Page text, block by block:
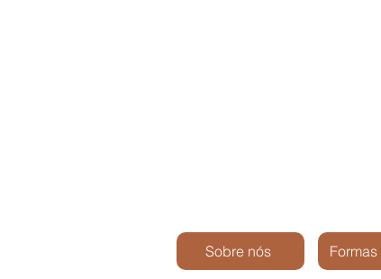
Sobre nós